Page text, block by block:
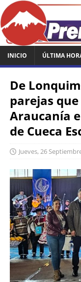
INICIO ÚLTIMA
De
parejas
Araucanía
de Cueca
Jueves, 26